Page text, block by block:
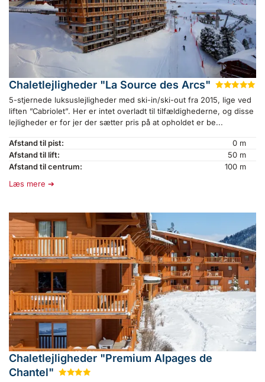
Chaletlejligheder "La Source des Arcs" ★★★★
5-stjernede luksuslejligheder med ski-in/ski-out fra 2015, lige ved
liften ”Cabriolet”. Her er intet overladt til tilfældighederne, og disse
lejligheder er for jer der sætter pris på at opholdet er be...
Afstand til pist:
0 m
Afstand til lift:
50 m
Afstand til centrum:
100 m
Læs mere
Chaletlejligheder "Premium Alpages de
Chantel"
★★★